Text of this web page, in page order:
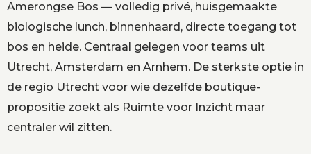
Amerongse Bos — volledig privé, huisgemaakte
biologische lunch, binnenhaard, directe toegang tot
bos en heide. Centraal gelegen voor teams uit
Utrecht, Amsterdam en Arnhem. De sterkste optie in
de regio Utrecht voor wie dezelfde boutique-
propositie zoekt als Ruimte voor Inzicht maar
centraler wil zitten.